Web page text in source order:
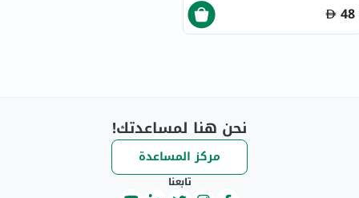
48
نحن هنا لمساعدتك!
مركز المساعدة
تابعنا